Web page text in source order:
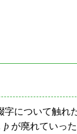
について触れ
þ が廃れていっ